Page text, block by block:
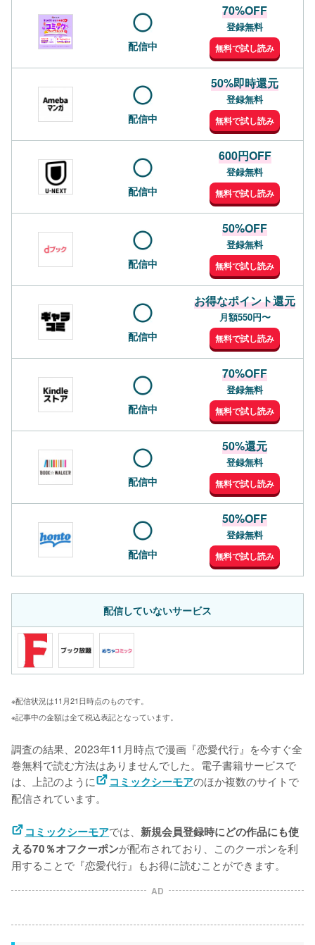
配信中
70%OFF
登録無料
無料で試し読み
配信中
50%即時還元
登録無料
無料で試し読み
配信中
600円OFF
登録無料
無料で試し読み
配信中
50%OFF
登録無料
無料で試し読み
配信中
お得なポイント還元
月額550円〜
無料で試し読み
配信中
70%OFF
登録無料
無料で試し読み
配信中
50%還元
登録無料
無料で試し読み
配信中
50%OFF
登録無料
無料で試し読み
配信していないサービス
※配信状況は11月21日時点のものです。
※記事中の金額は全て税込表記となっています。
調査の結果、2023年11月時点で漫画『恋愛代行』を今すぐ全
巻無料で読む方法はありませんでした。電子書籍サービスで
は、上記のように
コミックシーモアのほか複数のサイトで
配信されています。
コミックシーモアでは、 新規会員登録時にどの作品にも使
える70％オフクーポンが配布されており、このクーポンを利
用することで『恋愛代行』もお得に読むことができます。
AD